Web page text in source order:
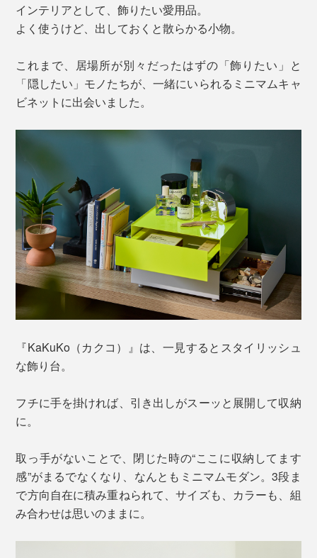
インテリアとして、飾りたい愛用品。
よく使うけど、出しておくと散らかる小物。
これまで、居場所が別々だったはずの「飾りたい」と
「隠したい」モノたちが、一緒にいられるミニマムキャ
ビネットに出会いました。
『KaKuKo（カクコ）』は、一見するとスタイリッシュ
な飾り台。
フチに手を掛ければ、引き出しがスーッと展開して収納
に。
取っ手がないことで、閉じた時の“ここに収納してます
感”がまるでなくなり、なんともミニマムモダン。3段ま
で方向自在に積み重ねられて、サイズも、カラーも、組
み合わせは思いのままに。